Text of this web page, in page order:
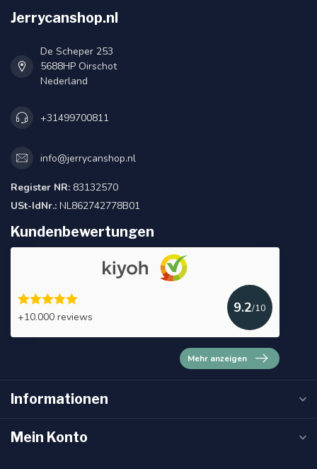
Jerrycanshop.nl
De Scheper 253
5688HP Oirschot
Nederland
+31499700811
info@jerrycanshop.nl
Register NR: 83132570
USt-IdNr.: NL862742778B01
Kundenbewertungen
+10.000 reviews
9.2/10
Mehr anzeigen
Informationen
Mein Konto